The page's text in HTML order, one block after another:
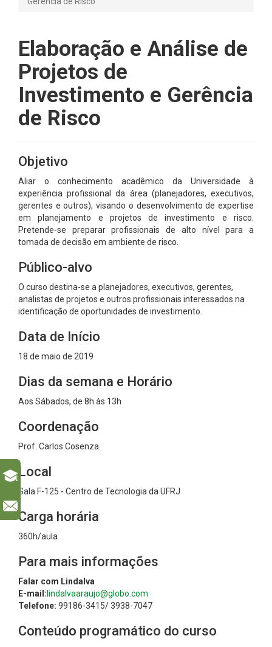
Elaboração e Análise de
Projetos de
Investimento e Gerência
de Risco
Objetivo
Aliar o conhecimento acadêmico da Universidade à
experiência profissional da área (planejadores, executivos,
gerentes e outros), visando o desenvolvimento de expertise
em planejamento e projetos de investimento e risco.
Pretende-se preparar profissionais de alto nível para a
tomada de decisão em ambiente de risco.
Público-alvo
O curso destina-se a planejadores, executivos, gerentes,
analistas de projetos e outros profissionais interessados na
identificação de oportunidades de investimento.
Data de Início
18 de maio de 2019
Dias da semana e Horário
Aos Sábados, de 8h às 13h
Coordenação
Prof. Carlos Cosenza
Local
Sala F-125 - Centro de Tecnologia da UFRJ
Carga horária
360h/aula
Para mais informações
Falar com Lindalva
E-mail: lindalvaaraujo@globo.com
Telefone: 99186-3415/ 3938-7047
Conteúdo programático do curso